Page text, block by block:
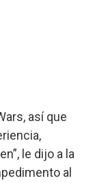
así que
le dijo a la
al